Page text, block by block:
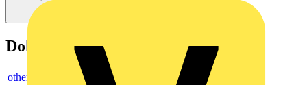
Dokumente
others